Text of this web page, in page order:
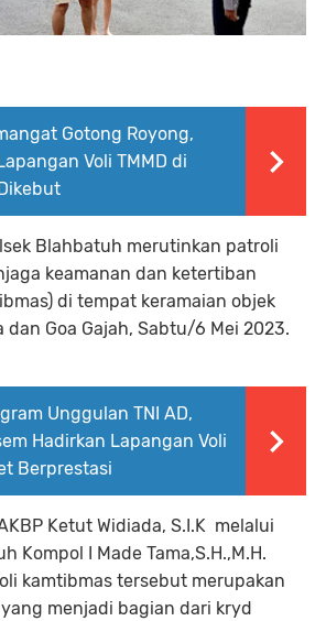
Gotong Royong,
Voli TMMD di
Blahbatuh merutinkan patroli
keamanan dan ketertiban
di tempat keramaian objek
Goa Gajah, Sabtu/6 Mei 2023.
Unggulan TNI AD,
Hadirkan Lapangan Voli
Berprestasi
Ketut Widiada, S.I.K melalui
Kompol I Made Tama,S.H.,M.H.
kamtibmas tersebut merupakan
menjadi bagian dari kryd